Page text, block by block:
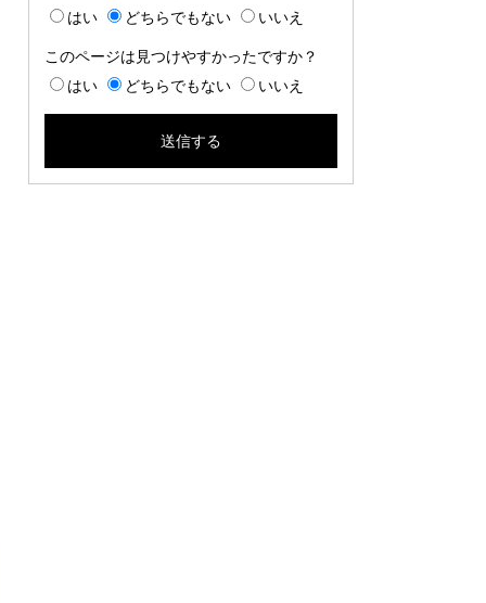
はい
どちらでもない いいえ
このページは見つけやすかったですか？
はい
どちらでもない いいえ